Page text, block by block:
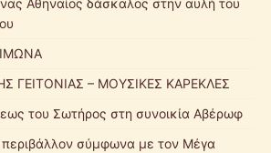
Αθηναίος δάσκαλος στην αυλή του
ΓΕΙΤΟΝΙΑΣ – ΜΟΥΣΙΚΕΣ ΚΑΡΕΚΛΕΣ
του Σωτήρος στη συνοικία Αβέρωφ
σύμφωνα με τον Μέγα